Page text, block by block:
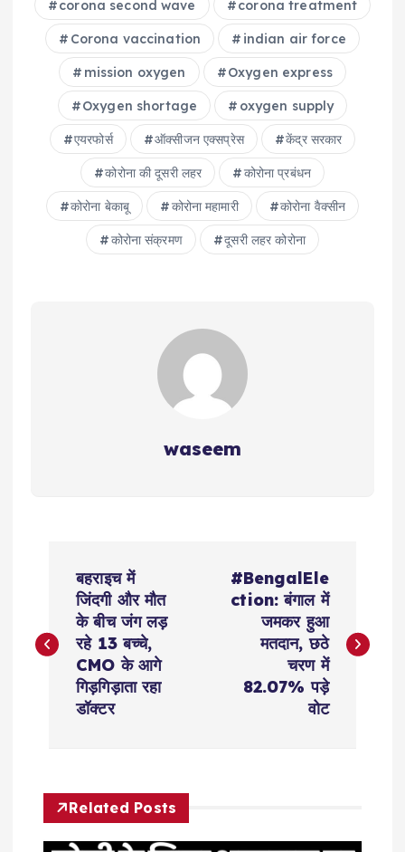
corona second wave corona treatment
Corona vaccination indian air force
mission oxygen Oxygen express
Oxygen shortage oxygen supply
एयरफोर्स ऑक्सीजन एक्सप्रेस केंद्र सरकार
कोरोना की दूसरी लहर कोरोना प्रबंधन
कोरोना बेकाबू कोरोना महामारी कोरोना वैक्‍सीन
कोरोना संक्रमण दूसरी लहर कोरोना
waseem
s
a
v
बहराइच में
जिंदगी और मौत
के बीच जंग लड़
रहे 13 बच्चे,
CMO के आगे
गिड़गिड़ाता रहा
डॉक्टर
#BengalEle
ction: बंगाल में
जमकर हुआ
मतदान, छठे
चरण में
82.07% पड़े
वोट
Related Posts